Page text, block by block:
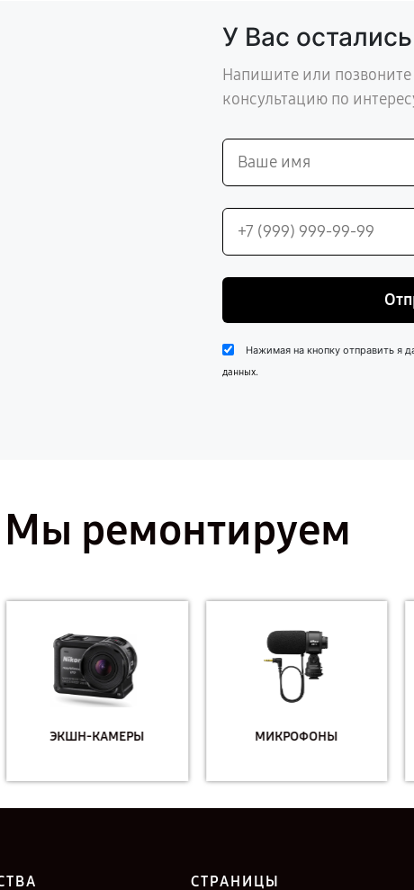
У Вас
Напишите или
консультацию по
Нажимая на кнопку отправить я
данных.
Мы ремонтируем
ЭКШН-КАМЕРЫ МИКРОФОНЫ
СТРАНИЦЫ